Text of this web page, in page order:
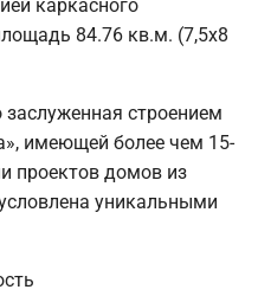
каркасного
84.76 кв.м. (7,5х8
строением
имеющей более чем 15-
проектов домов из
уникальными